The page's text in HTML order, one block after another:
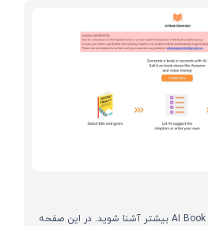
با هوش مصنوعی AI Book Generator بیشتر آشنا شوید. در این صفحه